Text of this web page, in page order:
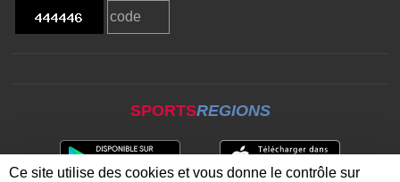
SPORTSREGIONS
Ce site utilise des cookies et vous donne le contrôle sur